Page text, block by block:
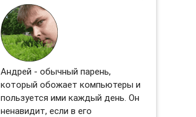
Андрей - обычный парень,
который обожает компьютеры и
пользуется ими каждый день. Он
ненавидит, если в его